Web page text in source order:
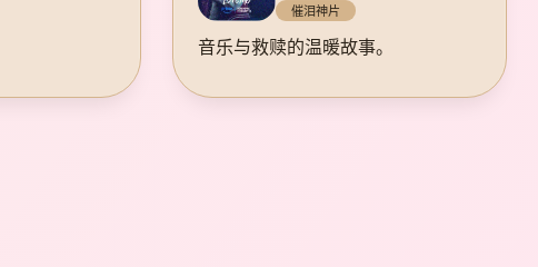
催泪神片
音乐与救赎的温暖故事。